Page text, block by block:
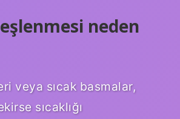
neden
veya sıcak basmalar,
sıcaklığı